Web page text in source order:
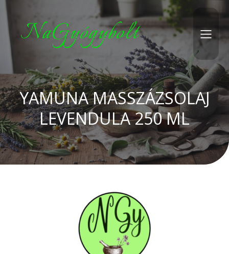
NaGyógybolt
YAMUNA MASSZÁZSOLAJ
LEVENDULA 250 ML